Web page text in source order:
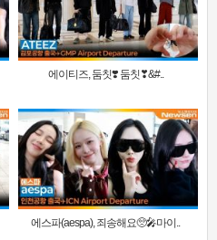
에이티즈, 둠칫❣️ 둠칫❣&#..
에스파(aespa), 죄송해요🥺🎤마이..